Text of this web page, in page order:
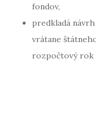
fondov,
predkladá
vrátane
rozpočtový rok